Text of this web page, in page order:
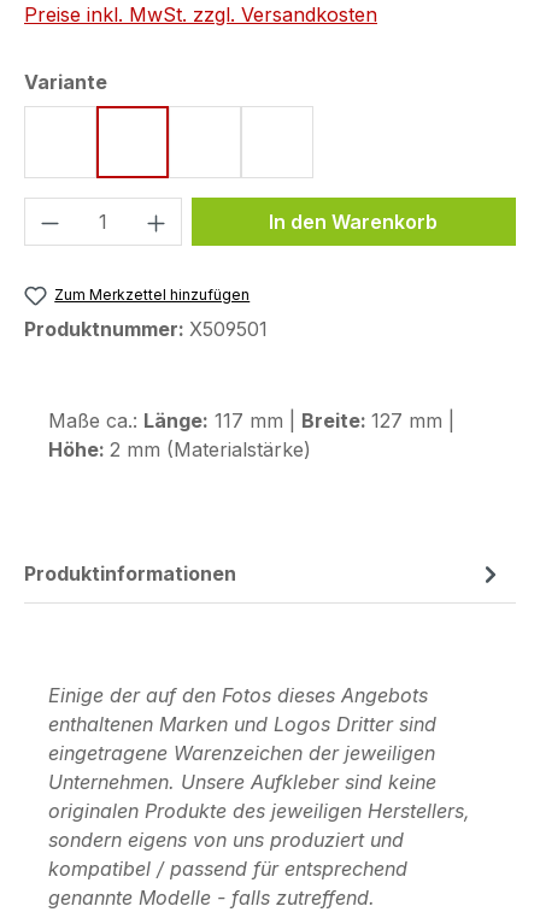
Preise inkl. MwSt. zzgl. Versandkosten
Varianteauswählen
Produkt Anzahl: Gib denIn den Warenkorb
Zum Merkzettel hinzufügen
Produktnummer: X509501
Maße ca.: Länge: 117 mm | Breite: 127 mm |
Höhe: 2 mm (Materialstärke)
Produktinformationen
Einige der auf den Fotos dieses Angebots
enthaltenen Marken und Logos Dritter sind
eingetragene Warenzeichen der jeweiligen
Unternehmen. Unsere Aufkleber sind keine
originalen Produkte des jeweiligen Herstellers,
sondern eigens von uns produziert und
kompatibel / passend für entsprechend
genannte Modelle - falls zutreffend.